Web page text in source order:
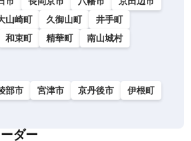
山崎町 久御山町
井手町
和束町 精華町
南山城村
部市 宮津市 京丹後市
伊根町
ダー